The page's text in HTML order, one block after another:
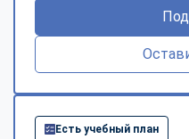
Есть учебный план